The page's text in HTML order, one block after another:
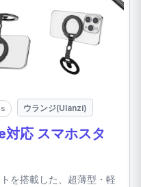
ウランジ(Ulanzi)
応 スマホスタ
を搭載した、超薄型・軽